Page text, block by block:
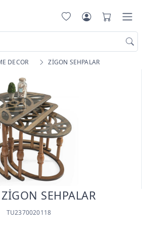
DECOR ZİGON SEHPALAR
SEHPALAR
TU2370020118